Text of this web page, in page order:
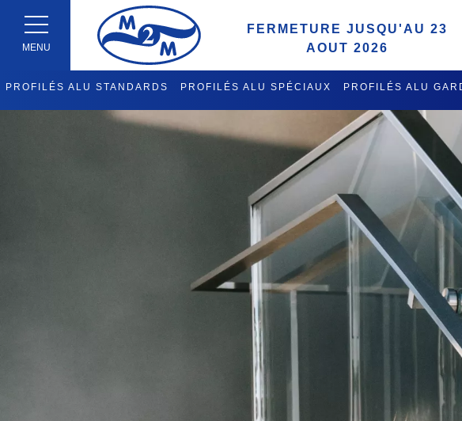
MENU
FERMETURE JUSQU'AU 23
AOUT 2026
PROFILÉS ALU STANDARDS PROFILÉS ALU SPÉCIAUX PROFILÉS ALU
FABRICATION CHARIOTS DE MISE A L'EAU ET